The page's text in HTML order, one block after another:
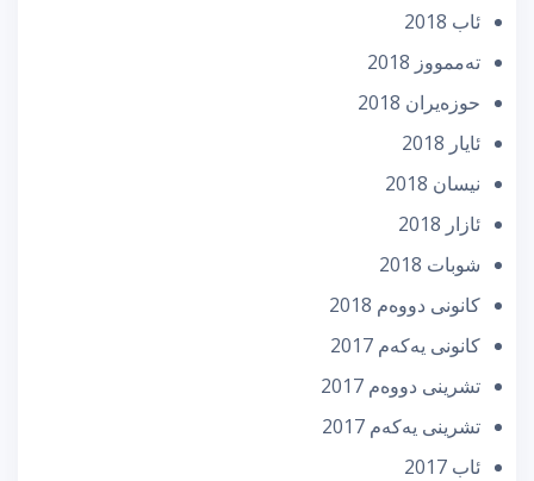
ئاب 2018
تەممووز 2018
حوزه‌یران 2018
ئایار 2018
نیسان 2018
ئازار 2018
شوبات 2018
كانونی دووه‌م 2018
كانونی یه‌كه‌م 2017
تشرینی دووه‌م 2017
تشرینی یه‌كه‌م 2017
ئاب 2017